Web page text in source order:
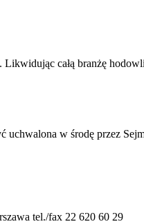
Likwidując całą branżę
uchwalona w środę przez
tel./fax 22 620 60 29